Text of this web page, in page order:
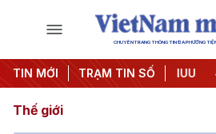
CHUYÊN TRANG THÔNG TIN ĐA PHƯƠNG
TIN MỚI TRẠM TIN SỐ
đêm #Chống khai thác IUU
Thế giới